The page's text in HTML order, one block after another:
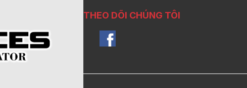
THEO DÕI CHÚNG TÔI